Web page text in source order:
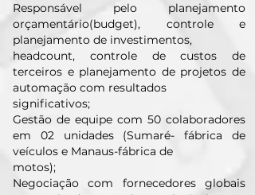
Responsável pelo planejamento
orçamentário(budget), controle e
planejamento de investimentos,
headcount, controle de custos de
terceiros e planejamento de projetos de
automação com resultados
significativos;
Gestão de equipe com 50 colaboradores
em 02 unidades (Sumaré- fábrica de
veículos e Manaus-fábrica de
motos);
Negociação com fornecedores globais